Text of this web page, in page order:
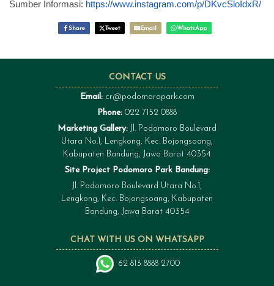
Sumber Informasi: https://www.instagram.com/p/DKvcSloIdxR/
Share Tweet Email WhatsApp
CHAT WITH US ON WHATSAPP
62 813 8888 2700
CONTACT US
Email: cr@podomoropark.com
Phone: 022 7152 0888
Marketing Gallery: Jl. Podomoro Boulevard
Utara No.1, Lengkong, Kec. Bojongsoang,
Kabupaten Bandung, Jawa Barat 40354
Site Project Podomoro Park Bandung:
Jl. Podomoro Boulevard Utara No.1,
Lengkong, Kec. Bojongsoang, Kabupaten
Bandung, Jawa Barat 40354